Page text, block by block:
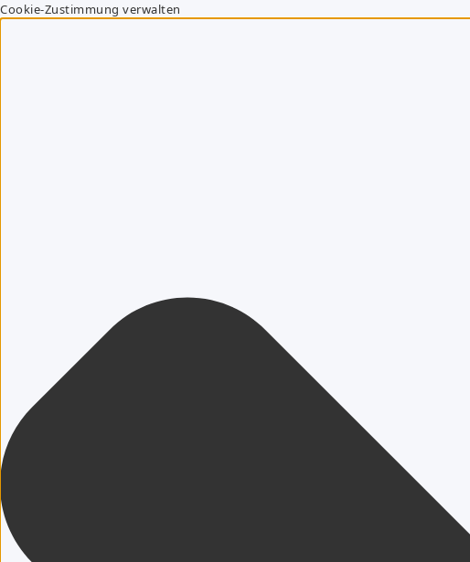
Cookie-Zustimmung verwalten